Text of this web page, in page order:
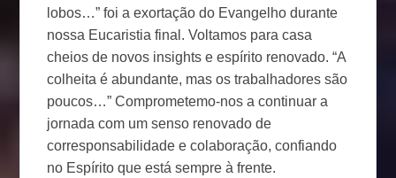
lobos…” foi a exortação do Evangelho durante
nossa Eucaristia final. Voltamos para casa
cheios de novos insights e espírito renovado. “A
colheita é abundante, mas os trabalhadores são
poucos…” Comprometemo-nos a continuar a
jornada com um senso renovado de
corresponsabilidade e colaboração, confiando
no Espírito que está sempre à frente.